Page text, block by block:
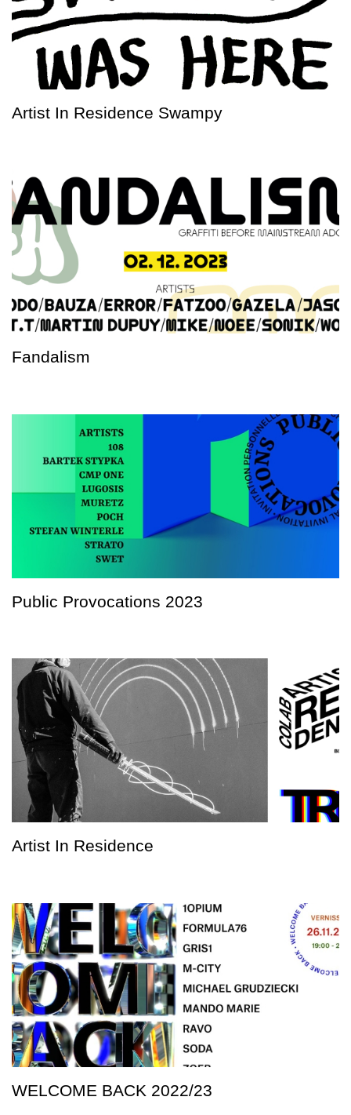
Artist In Residence Swampy
Fandalism
Public Provocations 2023
Artist In Residence
WELCOME BACK 2022/23